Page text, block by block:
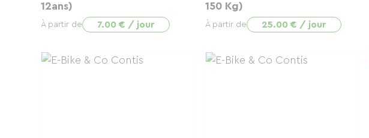
12ans)
À partir de 7.00 € / jour
150 Kg)
À partir de 25.00 € / jour